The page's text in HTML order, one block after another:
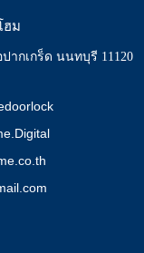
ฮม
ากเกร็ด นนทบุรี 11120